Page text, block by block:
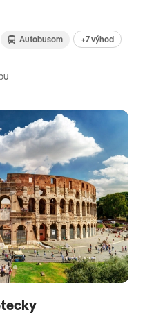
Autobusom +7 výhod